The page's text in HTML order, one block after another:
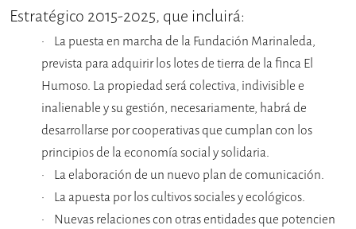
Estratégico 2015-2025, que incluirá:
La puesta en marcha de la Fundación Marinaleda,
prevista para adquirir los lotes de tierra de la finca El
Humoso. La propiedad será colectiva, indivisible e
inalienable y su gestión, necesariamente, habrá de
desarrollarse por cooperativas que cumplan con los
principios de la economía social y solidaria.
La elaboración de un nuevo plan de comunicación.
La apuesta por los cultivos sociales y ecológicos.
Nuevas relaciones con otras entidades que potencien